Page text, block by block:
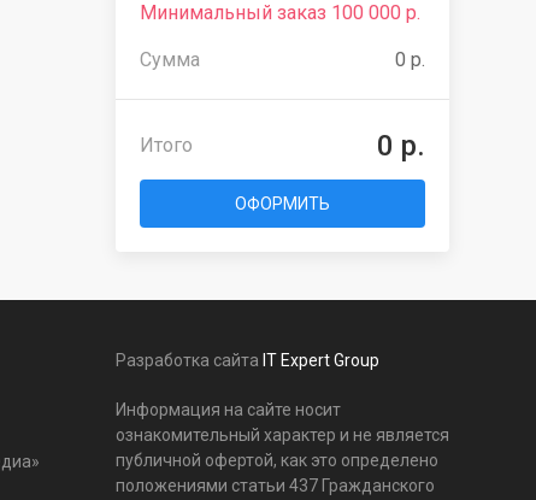
Минимальный заказ 100 000 р.
Сумма 0 р.
Итого 0 р.
ОФОРМИТЬ
Разработка сайта IT Expert Group
Информация на сайте носит
ознакомительный характер и не является
публичной офертой, как это определено
положениями статьи 437 Гражданского